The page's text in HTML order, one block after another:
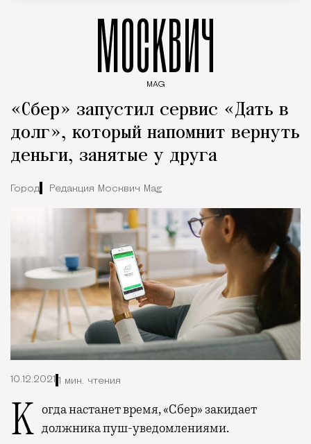
МОСКВИЧ
MAG
«Сбер» запустил сервис «Дать в
долг», который напомнит вернуть
деньги, занятые у друга
Город Редакция Москвич Mag
10.12.2021 1 мин. чтения
Когда настанет время, «Сбер» закидает должника пуш-уведомлениями.